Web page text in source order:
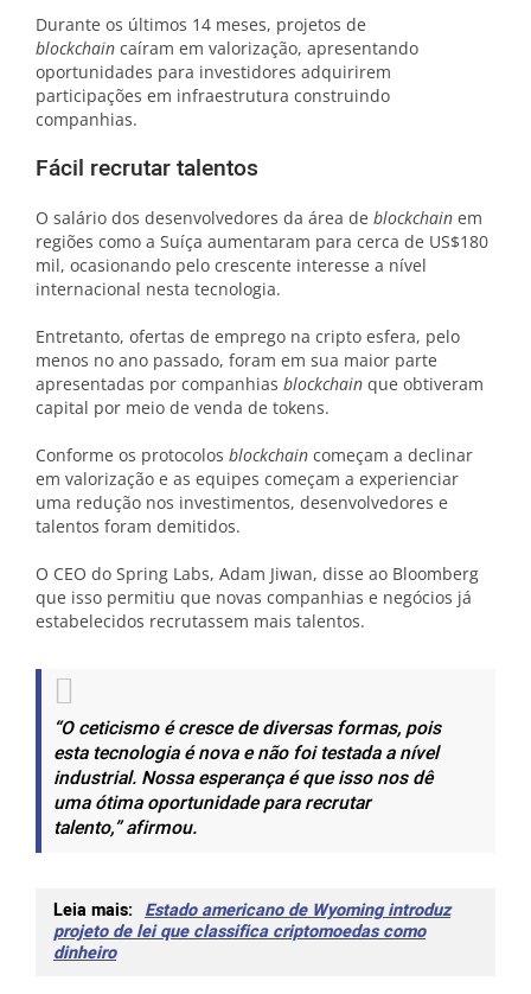
Durante os últimos 14 meses, projetos de
blockchain caíram em valorização, apresentando
oportunidades para investidores adquirirem
participações em infraestrutura construindo
companhias.
Fácil recrutar talentos
O salário dos desenvolvedores da área de blockchain em
regiões como a Suíça aumentaram para cerca de US$180
mil, ocasionando pelo crescente interesse a nível
internacional nesta tecnologia.
Entretanto, ofertas de emprego na cripto esfera, pelo
menos no ano passado, foram em sua maior parte
apresentadas por companhias blockchain que obtiveram
capital por meio de venda de tokens.
Conforme os protocolos blockchain começam a declinar
em valorização e as equipes começam a experienciar
uma redução nos investimentos, desenvolvedores e
talentos foram demitidos.
O CEO do Spring Labs, Adam Jiwan, disse ao Bloomberg
que isso permitiu que novas companhias e negócios já
estabelecidos recrutassem mais talentos.
“O ceticismo é cresce de diversas formas, pois
esta tecnologia é nova e não foi testada a nível
industrial. Nossa esperança é que isso nos dê
uma ótima oportunidade para recrutar
talento,”afirmou.
Leia mais: Estado americano de Wyoming introduz
projeto de lei que classifica criptomoedas como
dinheiro